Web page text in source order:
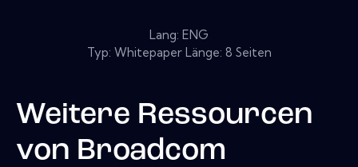
Lang: ENG
Typ: Whitepaper Länge: 8 Seiten
Weitere Ressourcen
von Broadcom